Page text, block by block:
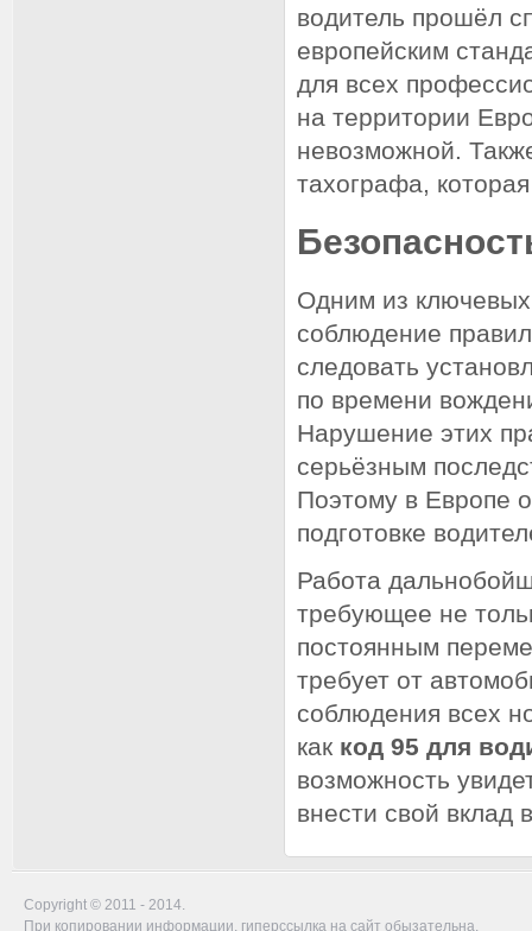
водитель прошёл
европейским
для всех
на территории
невозможной.
тахографа,
Одним из
соблюдение
следовать
по времени
Нарушение этих
серьёзным
Поэтому в Европе
подготовке
Работа
требующее не
постоянным
требует от
соблюдения всех
как код 95 для
возможность
внести свой вклад
Copyright © 2011 - 2014.
При копировании информации, гиперссылка на сайт обызательна.